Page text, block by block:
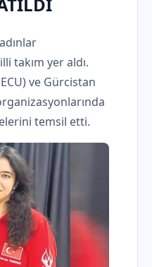
takım yer aldı.
ve Gürcistan
temsil etti.